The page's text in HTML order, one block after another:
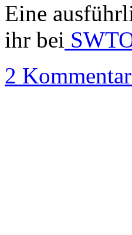
Eine
ihr bei
2